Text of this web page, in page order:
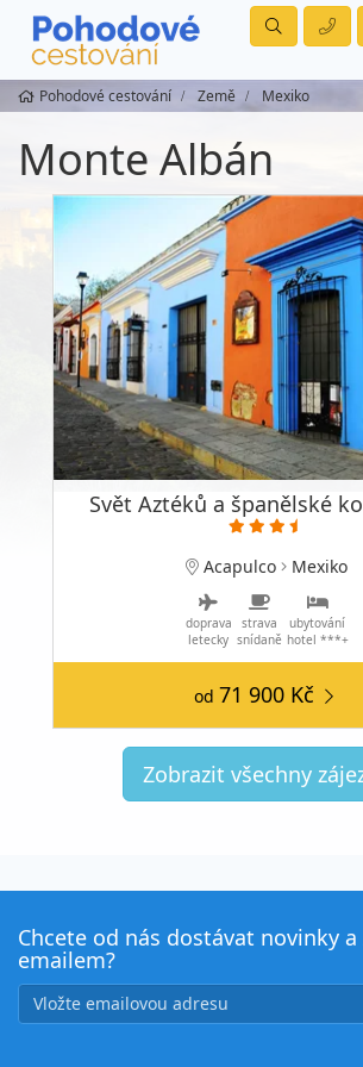
Pohodové cestování Země Mexiko
Monte Albán
Svět Aztéků a španělské
Acapulco Mexiko
doprava
letecky
strava
snídaně
ubytování
hotel ***+
od 71 900 Kč
Zobrazit všechny
Chcete od nás dostávat novinky
emailem?